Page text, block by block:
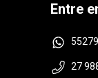
Entre
27